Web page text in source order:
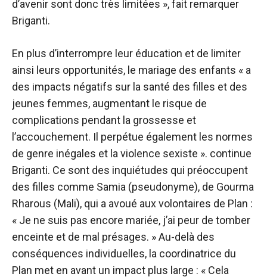
d’avenir sont donc très limitées », fait remarquer
Briganti.
En plus d’interrompre leur éducation et de limiter
ainsi leurs opportunités, le mariage des enfants « a
des impacts négatifs sur la santé des filles et des
jeunes femmes, augmentant le risque de
complications pendant la grossesse et
l’accouchement. Il perpétue également les normes
de genre inégales et la violence sexiste ». continue
Briganti. Ce sont des inquiétudes qui préoccupent
des filles comme Samia (pseudonyme), de Gourma
Rharous (Mali), qui a avoué aux volontaires de Plan :
« Je ne suis pas encore mariée, j’ai peur de tomber
enceinte et de mal présages. » Au-delà des
conséquences individuelles, la coordinatrice du
Plan met en avant un impact plus large : « Cela